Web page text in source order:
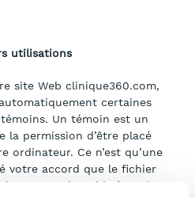
utilisations
site Web clinique360.com,
certaines
Un témoin est un
la permission d’être placé
ordinateur. Ce n’est qu’une
votre accord que le fichier
en question aide à analyser